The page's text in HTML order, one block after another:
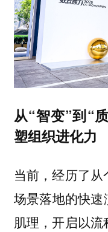
从“智变”到“
塑组织进化力
当前，经历了
场景落地的快
肌理，开启以